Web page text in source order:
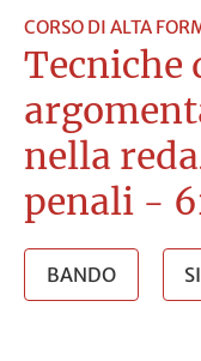
CORSO DI ALTA
Tecniche
nella
penali -
BANDO